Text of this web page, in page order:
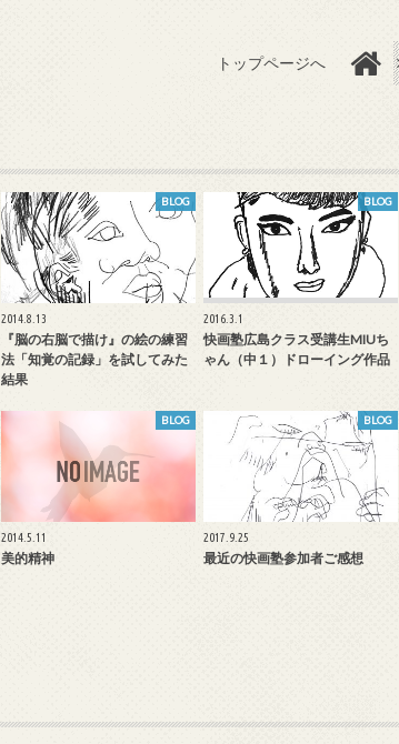
トップページへ
BLOG
2014.8.13
『脳の右脳で描け』の絵の練習
法「知覚の記録」を試してみた
結果
BLOG
2016.3.1
快画塾広島クラス受講生MIUち
ゃん（中１）ドローイング作品
BLOG
2014.5.11
美的精神
BLOG
2017.9.25
最近の快画塾参加者ご感想